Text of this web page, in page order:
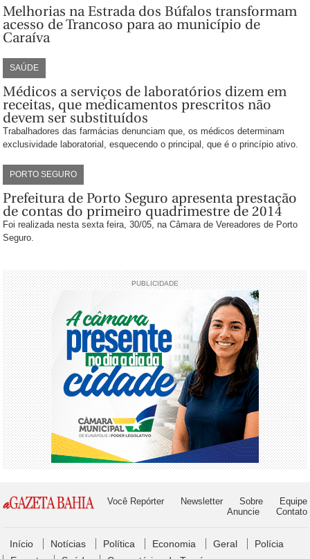
Melhorias na Estrada dos Búfalos transformam
acesso de Trancoso para ao município de
Caraíva
SAÚDE
Médicos a serviços de laboratórios dizem em
receitas, que medicamentos prescritos não
devem ser substituídos
Trabalhadores das farmácias denunciam que, os médicos determinam
exclusividade laboratorial, esquecendo o principal, que é o princípio ativo.
PORTO SEGURO
Prefeitura de Porto Seguro apresenta prestação
de contas do primeiro quadrimestre de 2014
Foi realizada nesta sexta feira, 30/05, na Câmara de Vereadores de Porto
Seguro.
PUBLICIDADE
Você Repórter Newsletter Sobre
Equipe
Anuncie
Contato
Início Notícias Política Economia Geral
Polícia